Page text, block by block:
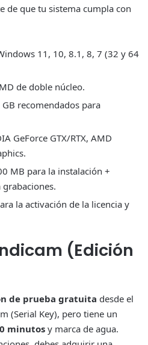
de que tu sistema cumpla con
11, 10, 8.1, 8, 7 (32 y 64
de doble núcleo.
recomendados para
GeForce GTX/RTX, AMD
MB para la instalación +
la activación de la licencia y
(Edición
de prueba gratuita desde el
(Serial Key), pero tiene un
minutos y marca de agua.